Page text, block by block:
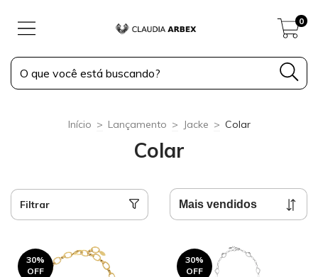
0
Início > Lançamento > Jacke > Colar
Colar
Filtrar
30%
OFF
30%
OFF